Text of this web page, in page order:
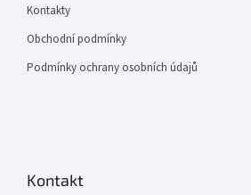
Kontakty
Obchodní podmínky
Podmínky ochrany osobních údajů
Kontakt